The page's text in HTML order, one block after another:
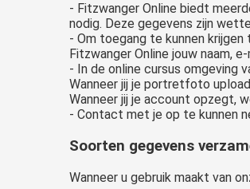
- Fitzwanger Online biedt
nodig. Deze gegevens zijn
- Om toegang te kunnen
Fitzwanger Online jouw naam,
- In de online cursus omgeving
Wanneer jij je portretfoto
Wanneer jij je account opzegt,
- Contact met je op te kunnen
Soorten gegevens
Wanneer u gebruik maakt van